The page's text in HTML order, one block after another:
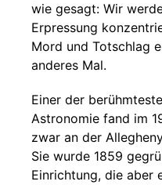
wie gesagt: Wir
Erpressung
Mord und Totschlag
anderes Mal.
Einer der
Astronomie fand im
zwar an der
Sie wurde 1859
Einrichtung, die aber